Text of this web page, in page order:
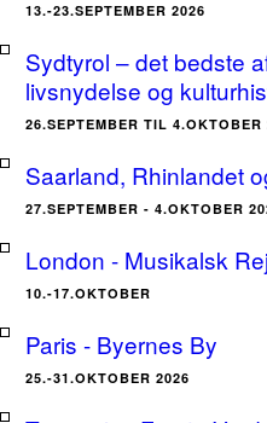
13.-23.SEPTEMBER 2026
Sydtyrol – det bedste
livsnydelse og
26.SEPTEMBER TIL 4.OKTOBER
Saarland, Rhinlandet
27.SEPTEMBER - 4.OKTOBER
London - Musikalsk
10.-17.OKTOBER
Paris - Byernes By
25.-31.OKTOBER 2026